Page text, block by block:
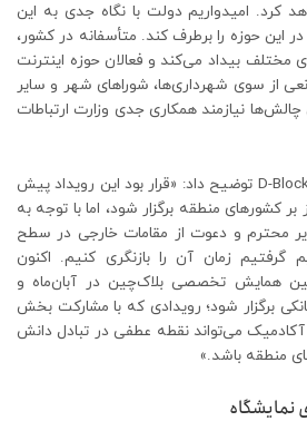
کرد. امیدواریم دولت با نگاه جدی به این
این حوزه را برطرف کند. متأسفانه در کشور،
بیداد می‌کند و فعالان حوزه اینترنت
از سوی شهرداری‌ها، شوراهای شهر و سایر
چالش‌ها نیازمند همکاری جدی وزارت ارتباطات
او همچنین درباره کنفرانس D-Block توضیح داد: «قرار بود این رویداد پیش
بر کشورهای منطقه برگزار شود، اما با توجه به
محترم و دعوت از مقامات خارجی در سطح
گرفتیم زمان آن را بازنگری کنیم. اکنون
همایش تخصصی بلاک‌چین در آبان‌ماه و
برگزار شود؛ رویدادی که با مشارکت بخش
می‌تواند نقطه عطفی در تبادل دانش
منطقه باشد.»
نمایشگاه